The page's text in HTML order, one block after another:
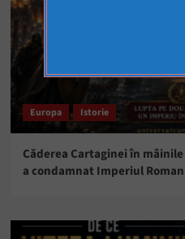
Europa Istorie
Căderea Cartaginei în
a condamnat Imperiul